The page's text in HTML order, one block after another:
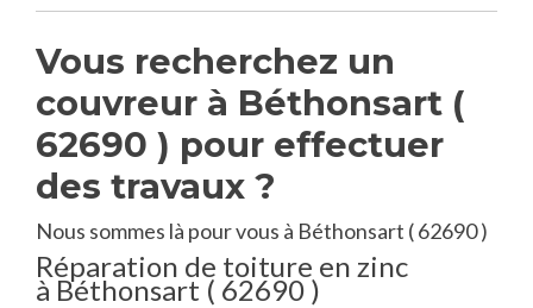
Vous recherchez un
couvreur à Béthonsart (
62690 ) pour effectuer
des travaux ?
Nous sommes là pour vous à Béthonsart ( 62690 )
Réparation de toiture en zinc
à Béthonsart ( 62690 )